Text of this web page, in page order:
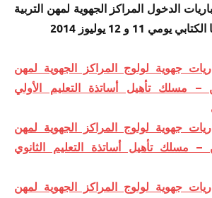
الدخول المراكز الجهوية لمهن التربية
11 و 12 يوليوز 2014
جهوية لولوج المراكز الجهوية لمهن
– مسلك تأهيل أساتذة التعليم الأولي
جهوية لولوج المراكز الجهوية لمهن
– مسلك تأهيل أساتذة التعليم الثانوي
جهوية لولوج المراكز الجهوية لمهن